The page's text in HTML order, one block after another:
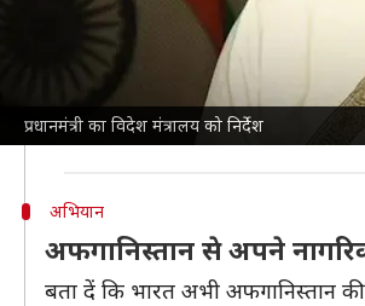
प्रधानमंत्री का विदेश मंत्रालय को निर्देश
गुरूवार को हो सकती है बैठक,
की रिपोर्ट के अनुसार, सभी
इस बीच कांग्रेस सांसद राहुल गांधी ने
ट्वीट करते हुए उन्होंने लिखा, 'मोदी जी
अभियान
अफगानिस्तान से अपने
बता दें कि भारत अभी अफगानिस्तान